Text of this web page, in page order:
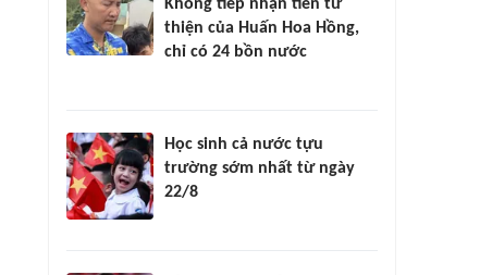
Không tiếp nhận tiền từ
thiện của Huấn Hoa Hồng,
chỉ có 24 bồn nước
Học sinh cả nước tựu
trường sớm nhất từ ngày
22/8